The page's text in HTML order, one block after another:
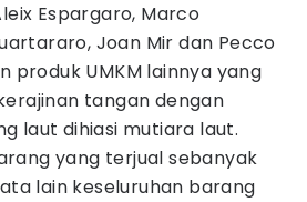
Espargaro, Marco
Joan Mir dan Pecco
produk UMKM lainnya yang
tangan dengan
laut dihiasi mutiara laut.
yang terjual sebanyak
lain keseluruhan barang